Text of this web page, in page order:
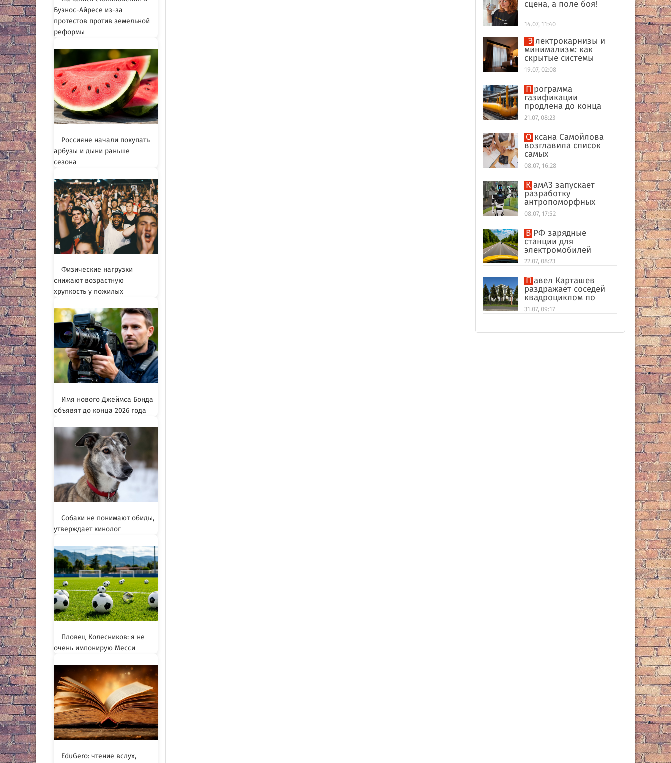
Буэнос-Айресе из-за
протестов против земельной
реформы
Россияне начали покупать
арбузы и дыни раньше
сезона
Физические нагрузки
снижают возрастную
хрупкость у пожилых
Имя нового Джеймса Бонда
объявят до конца 2026 года
Собаки не понимают обиды,
утверждает кинолог
Пловец Колесников: я не
очень импонирую Месси
EduGero: чтение вслух,
сцена, а поле боя!
14.07, 11:40
Электрокарнизы и
минимализм: как
скрытые системы
делают интерьер
дороже
19.07, 02:08
Программа
газификации
продлена до конца
2026 года
21.07, 08:23
Оксана Самойлова
возглавила список
самых
высокооплачиваемых
блогеров в России
08.07, 16:28
КамАЗ запускает
разработку
антропоморфных
роботов
08.07, 17:52
В РФ зарядные
станции для
электромобилей
оказались на грани
перегрузки
22.07, 08:23
Павел Карташев
раздражает соседей
квадроциклом по
выходным под Тверью
31.07, 09:17